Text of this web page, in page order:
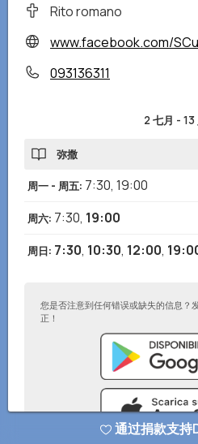
Rito romano
www.facebook.com/
093136311
2 七月 - 13
弥撒
周一 - 周五: 7:30, 19:00
周六: 7:30, 19:00
周日: 7:30, 10:30, 12:00,
您是否注意到任何错误或缺失的信息？
正！
通过捐款支